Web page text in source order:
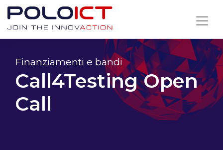
Skip
content
Finanziamenti e bandi
Call4Testing Open
Call